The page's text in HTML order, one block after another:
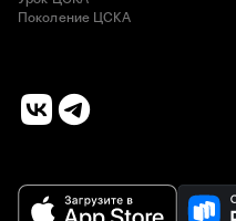
Поколение ЦСКА